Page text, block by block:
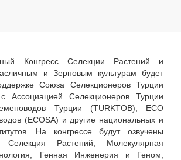
Конгресс Селекции Растений и
и Зерновым культурам будет
Союза Селекционеров Турции
Ассоциацией Селекционеров Турции
Турции (TURKTOB), ECO
(ECOSA) и другие национальных и
На конгрессе будут озвучены
Растений, Молекулярная
Генная Инженерия и Геном,